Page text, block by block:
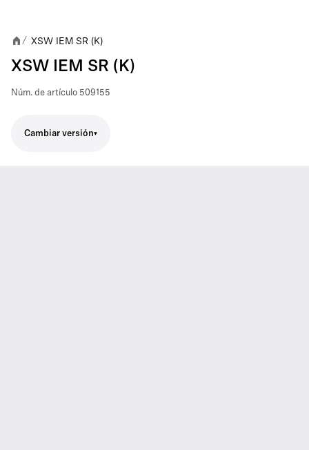
/ XSW IEM SR (K)
XSW IEM SR (K)
Núm. de artículo 509155
Cambiar versión